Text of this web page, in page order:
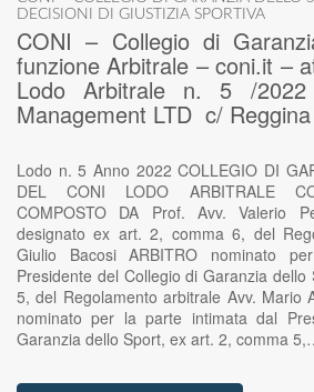
DECISIONI DI GIUSTIZIA SPORTIVA
CONI – Collegio di
funzione Arbitrale – coni.it –
Lodo Arbitrale n. 5 /
Management LTD c/
Lodo n. 5 Anno 2022 COLLEGIO DI
DEL CONI LODO ARBITRALE
COMPOSTO DA Prof. Avv. Valerio
designato ex art. 2, comma 6, del
Giulio Bacosi ARBITRO nominato
Presidente del Collegio di Garanzia
5, del Regolamento arbitrale Avv. Mario
nominato per la parte intimata dal
Garanzia dello Sport, ex art. 2, comma